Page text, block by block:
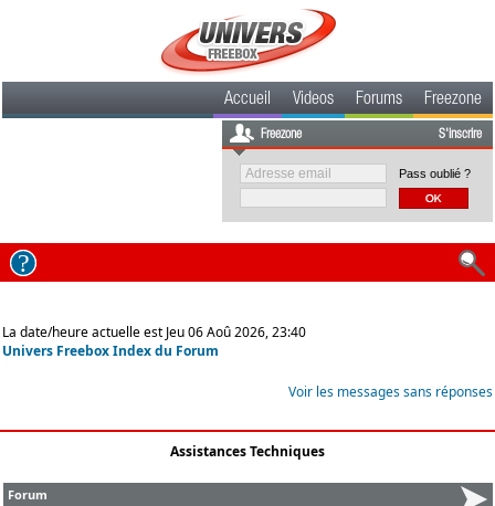
Accueil Videos Forums Freezone
Freezone S'inscrire
Pass oublié ?
La date/heure actuelle est Jeu 06 Aoû 2026, 23:40
Univers Freebox Index du Forum
Voir les messages sans réponses
Assistances Techniques
Forum